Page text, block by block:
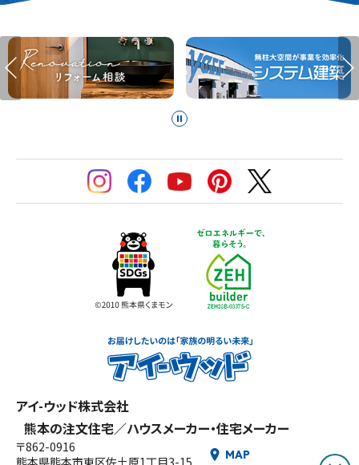
ア
イ-
ッ
ド
アイ-ウッド株式会社
熊本の注文住宅／ハウスメーカー・住宅メーカー
〒862-0916
熊本県熊本市東区佐土原1丁目3-15
MAP